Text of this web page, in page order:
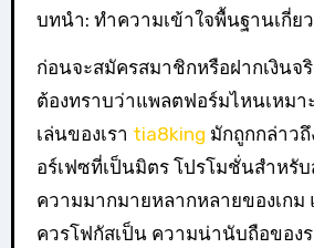
บทนำ: ทำความเข้าใจพื้นฐานเกี่ย
ก่อนจะสมัครสมาชิกหรือฝากเงินจ
ต้องทราบว่าแพลตฟอร์มไหนเหมา
เล่นของเรา tia8king มักถูกกล่าว
อร์เฟซที่เป็นมิตร โปรโมชั่นสำหรั
ความมากมายหลากหลายของเกม
ควรโฟกัสเป็น ความน่านับถือของ